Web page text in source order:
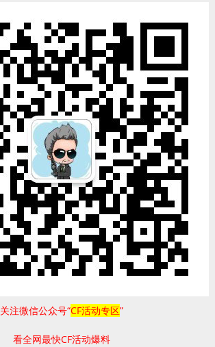
关注微信公众号“CF活动专区”
看全网最快CF活动爆料